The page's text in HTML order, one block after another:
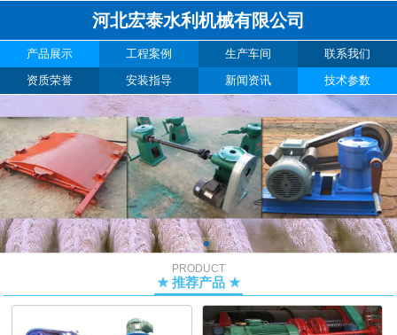
河北宏泰水利机械有限公司
产品展示 工程案例 生产车间
联系我们
资质荣誉
安装指导 新闻资讯 技术参数
PRODUCT
★ 推荐产品 ★